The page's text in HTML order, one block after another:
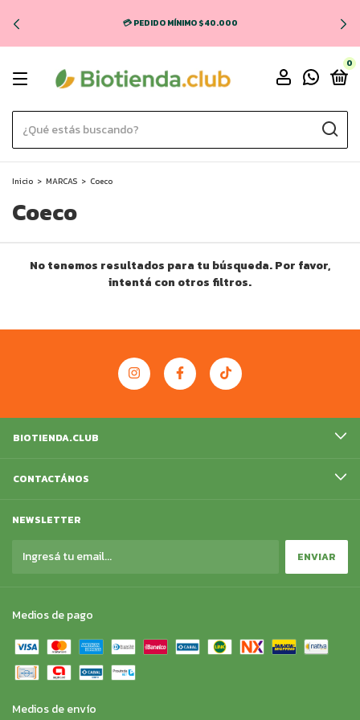
💳 PEDIDO MÍNIMO $40.000
0
Inicio > MARCAS > Coeco
Coeco
No tenemos resultados para tu búsqueda. Por favor,
intentá con otros filtros.
BIOTIENDA.CLUB
CONTACTÁNOS
NEWSLETTER
Medios de pago
Medios de envío